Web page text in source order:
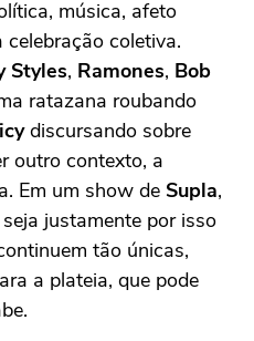
música, afeto
coletiva.
Styles, Ramones, Bob
ratazana roubando
discursando sobre
outro contexto, a
Em um show de Supla,
justamente por isso
tão únicas,
a plateia, que pode